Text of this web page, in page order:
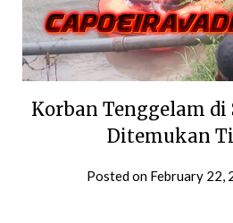
Korban Tenggelam
Ditemukan
Posted on February 22,